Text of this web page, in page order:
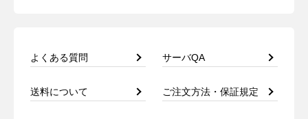
よくある質問 サーバQA
送料について ご注文方法・保証規定